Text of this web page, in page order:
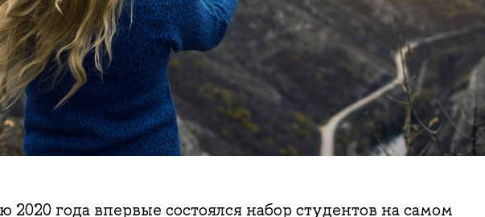
2020 года впервые состоялся набор студентов на самом